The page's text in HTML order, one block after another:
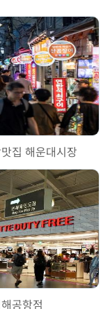
집 해운대시장
공항점